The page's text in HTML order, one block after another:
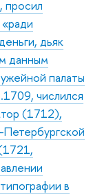
просил
дьяк
данным
палаты
числился
(1712),
в